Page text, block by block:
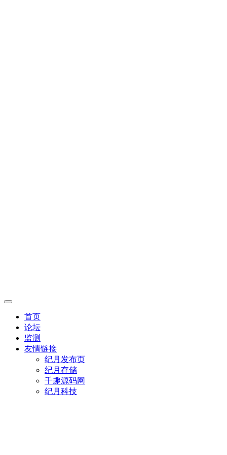
首页
论坛
监测
友情链接
纪月发布页
纪月存储
千趣源码网
纪月科技